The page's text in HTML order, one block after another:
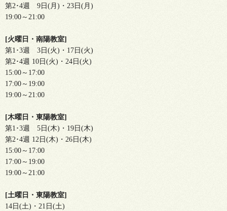
第2･4週 9日(月)・23日(月)
19:00～21:00
[火曜日・南陽教室]
第1･3週 3日(火)・17日(火)
第2･4週 10日(火)・24日(火)
15:00～17:00
17:00～19:00
19:00～21:00
[木曜日・東陽教室]
第1･3週 5日(木)・19日(木)
第2･4週 12日(木)・26日(木)
15:00～17:00
17:00～19:00
19:00～21:00
[土曜日・東陽教室]
14日(土)・21日(土)